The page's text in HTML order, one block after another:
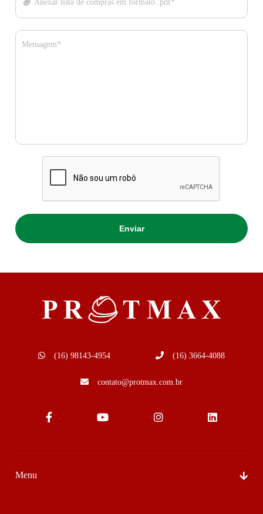
Anexar lista de compras em formato .pdf*
Mensagem*
(16) 98143-4954 (16) 3664-4088
contato@protmax.com.br
Menu